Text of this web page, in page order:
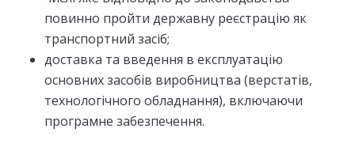
повинно пройти державну реєстрацію як
транспортний засіб;
доставка та введення в експлуатацію
основних засобів виробництва (верстатів,
технологічного обладнання), включаючи
програмне забезпечення.